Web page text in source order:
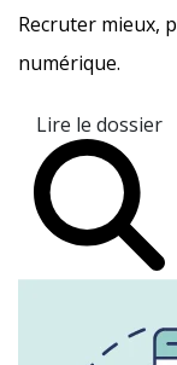
Recruter mieux,
numérique.
Lire le dossier